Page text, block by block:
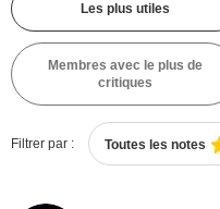
Les plus utiles
Membres avec le plus de
critiques
Filtrer par : Toutes les notes